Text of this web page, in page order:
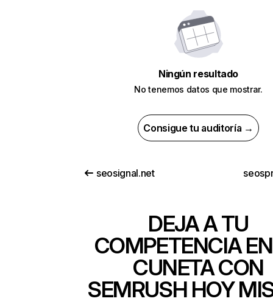
Ningún resultado
No tenemos datos que mostrar.
Consigue tu auditoría →
seosignal.net
DEJA A TU
COMPETENCIA
CUNETA CON
SEMRUSH HOY